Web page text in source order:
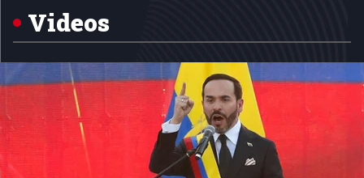
Videos